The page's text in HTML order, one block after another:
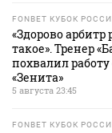
FONBET КУБОК
«Здорово арбитр
такое». Тренер
похвалил
«Зенита»
5 августа 23:45
FONBET КУБОК